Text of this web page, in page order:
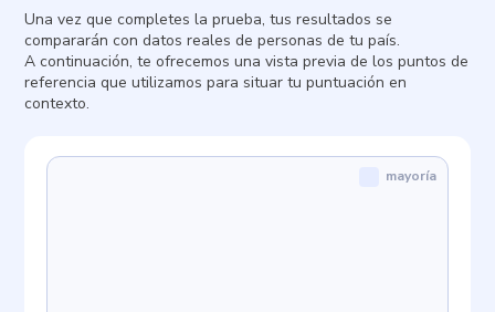
Una vez que completes la prueba, tus resultados se
compararán con datos reales de personas de tu país.
A continuación, te ofrecemos una vista previa de los puntos de
referencia que utilizamos para situar tu puntuación en
contexto.
mayoría